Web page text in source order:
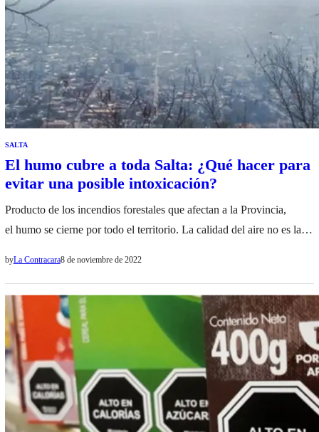
SALTA
El humo cubre a toda Salta: ¿Qué hacer para
evitar una posible intoxicación?
Producto de los incendios forestales que afectan a la Provincia,
el humo se cierne por todo el territorio. La calidad del aire no es la
respiratorias o cardíacas, deben extremar…
byLa Contracara8 de noviembre de 2022